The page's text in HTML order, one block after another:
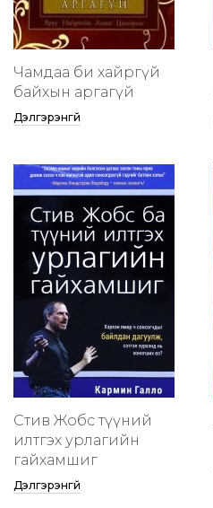
Чамдаа би хайргүй
байхын аргагүй
Дэлгэрэнгүй
Стив Жобс түүний
илтгэх урлагийн
гайхамшиг
Дэлгэрэнгүй